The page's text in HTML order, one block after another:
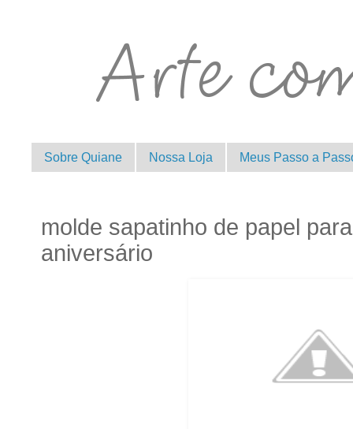
Sobre Quiane Nossa Loja Meus Passo a
molde sapatinho de papel
aniversário